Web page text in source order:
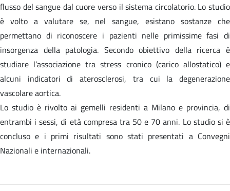
flusso del sangue dal cuore verso il sistema circolatorio. Lo studio
è volto a valutare se, nel sangue, esistano sostanze che
permettano di riconoscere i pazienti nelle primissime fasi di
insorgenza della patologia. Secondo obiettivo della ricerca è
studiare l’associazione tra stress cronico (carico allostatico) e
alcuni indicatori di aterosclerosi, tra cui la degenerazione
vascolare aortica.
Lo studio è rivolto ai gemelli residenti a Milano e provincia, di
entrambi i sessi, di età compresa tra 50 e 70 anni. Lo studio si è
concluso e i primi risultati sono stati presentati a Convegni
Nazionali e internazionali.